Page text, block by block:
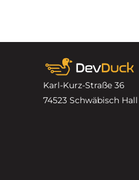
Karl-Kurz-Straße 36
74523 Schwäbisch Hall